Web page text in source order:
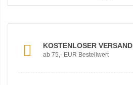
KOSTENLOSER VERSAND
ab 75,- EUR Bestellwert